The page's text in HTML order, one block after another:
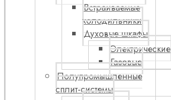
Встраиваемые
холодильники
Духовые шкафы
Электрические
Газовые
Полупромышленные
сплит-системы